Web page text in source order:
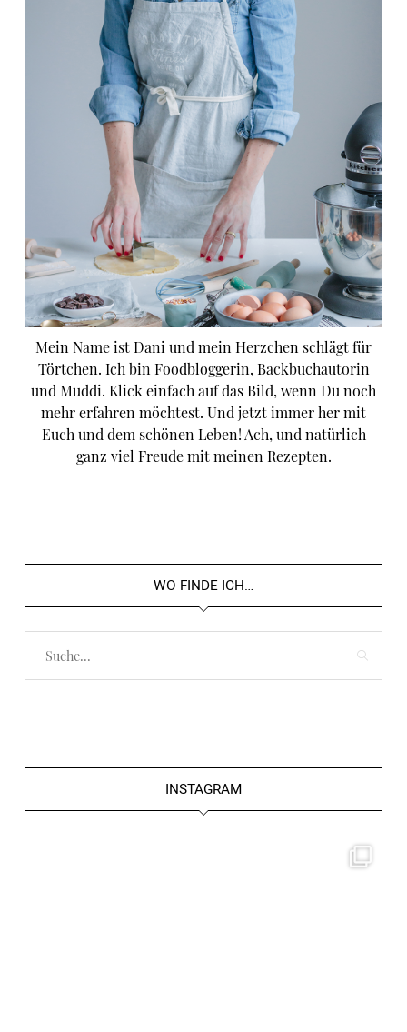
Mein Name ist Dani und mein Herzchen schlägt für
Törtchen. Ich bin Foodbloggerin, Backbuchautorin
und Muddi. Klick einfach auf das Bild, wenn Du noch
mehr erfahren möchtest. Und jetzt immer her mit
Euch und dem schönen Leben! Ach, und natürlich
ganz viel Freude mit meinen Rezepten.
WO FINDE ICH…
INSTAGRAM